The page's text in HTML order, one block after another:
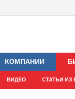
КОМПАНИИ
ВИДЕО СТАТЬИ